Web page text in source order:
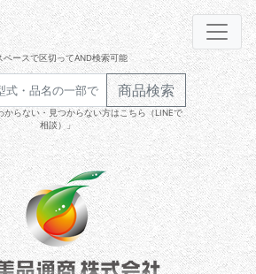
ペースで区切ってAND検索可能
商品検索
からない・見つからない方はこちら（LINEで
相談）」